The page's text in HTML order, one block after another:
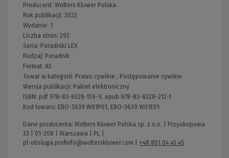
Producent: Wolters Kluwer Polska
Rok publikacji: 2022
Wydanie: 1
Liczba stron: 292
Seria: Poradniki LEX
Rodzaj: Poradnik
Format: A5
Towar w kategorii: Prawo cywilne , Postępowanie cywilne
Wersja publikacji: Pakiet elektroniczny
ISBN: pdf 978-83-8328-159-9, epub 978-83-8328-212-1
Kod towaru: EBO-3639 W01P01, EBO-3639 W01E01
Dane producenta: Wolters Kluwer Polska sp. z o.o. | Przyokopowa
33 | 01-208 | Warszawa | PL |
pl-obsluga.profinfo@wolterskluwer.com
+48 801 04 45 45